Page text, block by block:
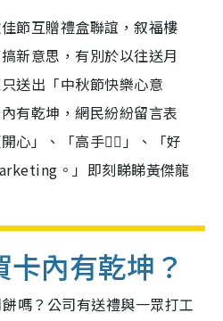
節互贈禮盒聯誼，叙福樓
新意思，有別於以往送月
送出「中秋節快樂心意
有乾坤，網民紛紛留言表
心」、「高手👍🏻」、「好
。」即刻睇睇黃傑龍
內有乾坤？
嗎？公司有送禮與一眾打工